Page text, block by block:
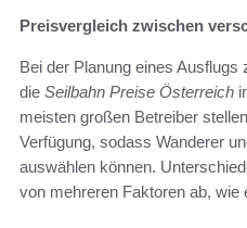
Preisvergleich zwischen
Bei der Planung eines
die Seilbahn Preise Österreich
meisten großen Betreiber
Verfügung, sodass Wanderer
auswählen können.
von mehreren Faktoren ab, wie